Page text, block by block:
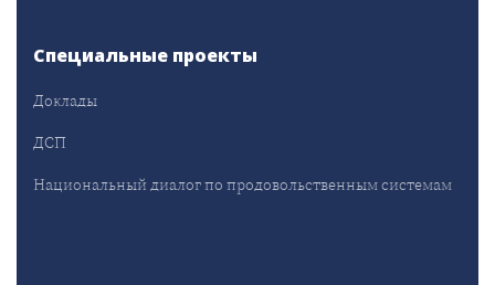
Специальные проекты
Доклады
ДСП
Национальный диалог по продовольственным системам